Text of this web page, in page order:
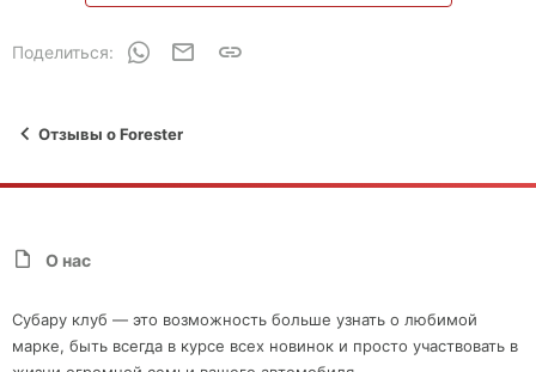
Поделиться: WhatsAppЭлектронная почта
Отзывы о Forester
О нас
Субару клуб — это возможность больше узнать о любимой
марке, быть всегда в курсе всех новинок и просто участвовать в